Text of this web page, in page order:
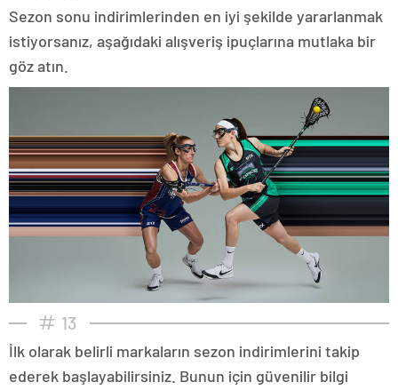
Sezon sonu indirimlerinden en iyi şekilde yararlanmak
istiyorsanız, aşağıdaki alışveriş ipuçlarına mutlaka bir
göz atın.
13
İlk olarak belirli markaların sezon indirimlerini takip
ederek başlayabilirsiniz. Bunun için güvenilir bilgi